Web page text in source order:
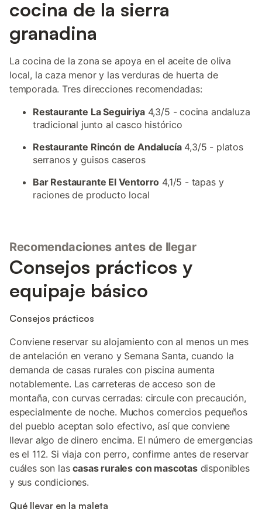
cocina de la sierra
granadina
La cocina de la zona se apoya en el aceite de oliva
local, la caza menor y las verduras de huerta de
temporada. Tres direcciones recomendadas:
Restaurante La Seguiriya4,3/5 - cocina andaluza
tradicional junto al casco histórico
Restaurante Rincón de Andalucía4,3/5 - platos
serranos y guisos caseros
Bar Restaurante El Ventorro 4,1/5 - tapas y
raciones de producto local
Recomendaciones antes de llegar
Consejos prácticos y
equipaje básico
Consejos prácticos
Conviene reservar su alojamiento con al menos un mes
de antelación en verano y Semana Santa, cuando la
demanda de casas rurales con piscina aumenta
notablemente. Las carreteras de acceso son de
montaña, con curvas cerradas: circule con precaución,
especialmente de noche. Muchos comercios pequeños
del pueblo aceptan solo efectivo, así que conviene
llevar algo de dinero encima. El número de emergencias
es el 112. Si viaja con perro, confirme antes de reservar
cuáles son lascasas rurales con mascotasdisponibles
y sus condiciones.
Qué llevar en la maleta